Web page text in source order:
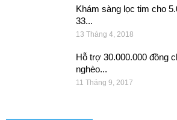
Khám sàng lọc tim cho
33...
13 Tháng 4, 2018
Hỗ trợ 30.000.000 đồng
nghèo...
11 Tháng 9, 2017